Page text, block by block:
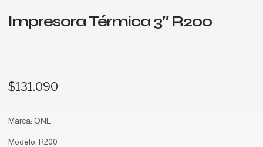
Impresora Térmica 3″ R200
$131.090
Marca: ONE
Modelo: R200